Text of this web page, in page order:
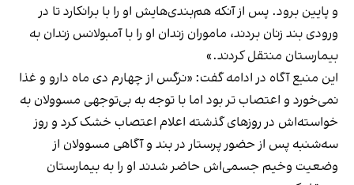
و پایین برود. پس از آنکه هم‌بندی‌هایش او را با برانکارد تا در
ورودی بند زنان بردند، ماموران زندان او را با آمبولانس زندان به
بیمارستان منتقل کردند.»
این منبع آگاه در ادامه گفت: «نرگس از چهارم دی‌ ماه دارو و غذا
نمی‌خورد و اعتصاب تر بود اما با توجه به بی‌توجهی مسوولان به
خواسته‌اش در روزهای گذشته اعلام اعتصاب خشک کرد و روز
سه‌شنبه پس از حضور پرستار در بند و آگاهی مسوولان از
وضعیت وخیم جسمی‌اش حاضر شدند او را به بیمارستان